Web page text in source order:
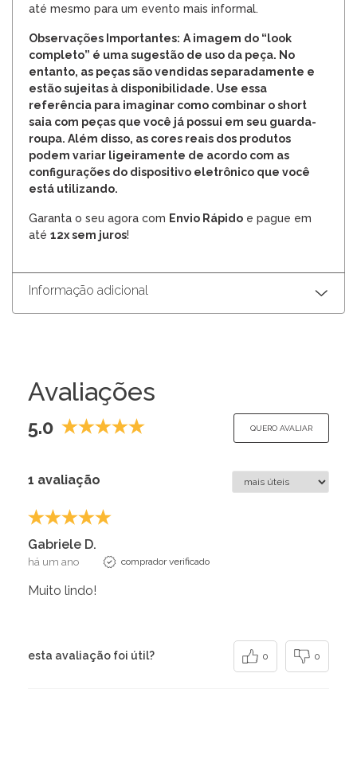
até mesmo para um evento mais informal.
Observações Importantes: A imagem do “look
completo” é uma sugestão de uso da peça. No
entanto, as peças são vendidas separadamente e
estão sujeitas à disponibilidade. Use essa
referência para imaginar como combinar o short
saia com peças que você já possui em seu guarda-
roupa. Além disso, as cores reais dos produtos
podem variar ligeiramente de acordo com as
configurações do dispositivo eletrônico que você
está utilizando.
Garanta o seu agora com Envio Rápido e pague em
até 12x sem juros!
Informação adicional
Avaliações
5.0 QUERO AVALIAR
1 avaliação
Gabriele D.
há um ano comprador verificado
Muito lindo!
esta avaliação foi útil? 0 0